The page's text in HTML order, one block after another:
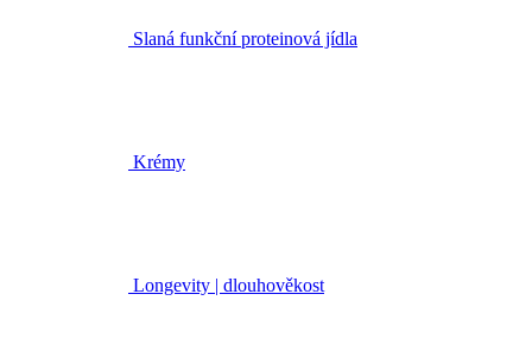
Slaná funkční proteinová jídla
Krémy
Longevity | dlouhověkost